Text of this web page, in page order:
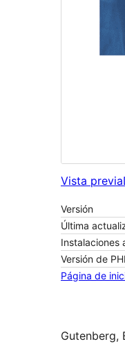
Vista previa
Versión
Última
Instalaciones
Versión de
Página de
Gutenberg,